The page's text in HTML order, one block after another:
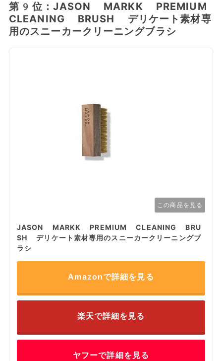
第9位：JASON MARKK PREMIUM
CLEANING BRUSH デリケート素材専
用のスニーカークリーニングブラシ
この商品を見る
JASON MARKK PREMIUM CLEANING BRU
SH デリケート素材専用のスニーカークリーニングブ
ラシ
Amazonで詳細を見る
楽天で詳細を見る
ヤフーで詳細を見る